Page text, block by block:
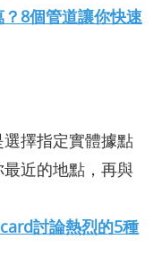
8個管道讓你快速
擇指定實體據點
近的地點，再與
討論熱烈的5種